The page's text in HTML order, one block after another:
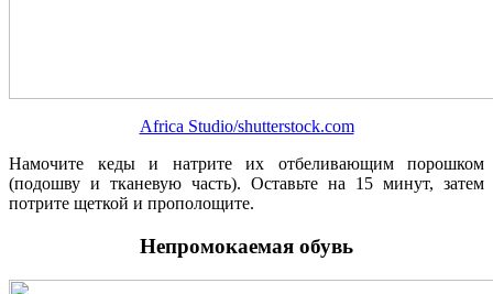
Africa Studio/shutterstock.com
Намочите кеды и натрите их отбеливающим порошком
(подошву и тканевую часть). Оставьте на 15 минут, затем
потрите щеткой и прополощите.
Непромокаемая обувь